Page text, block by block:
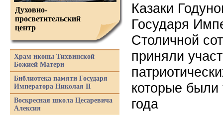
Казаки
Государя
Столичной
приняли
которые были
года
Духовно-
просветительский
центр
Храм иконы Тихвинской
Божией Матери
Библиотека памяти Государя
Императора Николая II
Воскресная школа Цесаревича
Алексия